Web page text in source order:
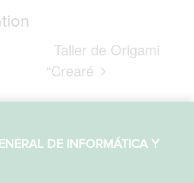
Taller de Origami
“Crearé
DE INFORMÁTICA Y